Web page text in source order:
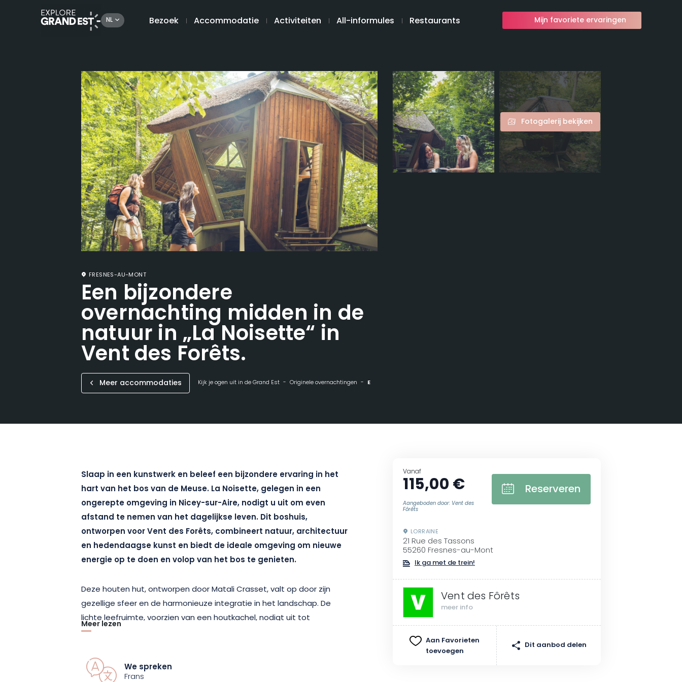
NL Bezoek Accommodatie Activiteiten All-informules Restaurants Mijn favoriete ervaringen
Fotogalerij bekijken
FRESNES-AU-MONT
Een bijzondere
overnachting midden in de
natuur in „La Noisette“ in
Vent des Forêts.
Meer accommodaties Kijk je ogen uit in de Grand Est Originele overnachtingen Een bijzondere overnachting midden in de natuur in „La Noisette“ in Vent des Forêts.
Slaap in een kunstwerk en beleef een bijzondere ervaring in het
hart van het bos van de Meuse. La Noisette, gelegen in een
ongerepte omgeving in Nicey-sur-Aire, nodigt u uit om even
afstand te nemen van het dagelijkse leven. Dit boshuis,
ontworpen voor Vent des Forêts, combineert natuur, architectuur
en hedendaagse kunst en biedt de ideale omgeving om nieuwe
energie op te doen en volop van het bos te genieten.
Deze houten hut, ontworpen door Matali Crasset, valt op door zijn
gezellige sfeer en de harmonieuze integratie in het landschap. De
lichte leefruimte, voorzien van een houtkachel, nodigt uit tot
gezelligheid en samenzijn. Op de bovenverdieping, onder een rieten
buitengewone nacht. Vanuit de grote ramen kunt u de omringende
natuur bewonderen en u laten wiegen door de geluiden van het bos in
Meer lezen
We spreken
Frans
Vanaf
115,00 €
Aangeboden door: Vent des
Fôrêts
Reserveren
LORRAINE
21 Rue des Tassons
55260 Fresnes-au-Mont
Ik ga met de trein!
Vent des Fôrêts
meer info
Aan Favorieten
toevoegen
Dit aanbod delen